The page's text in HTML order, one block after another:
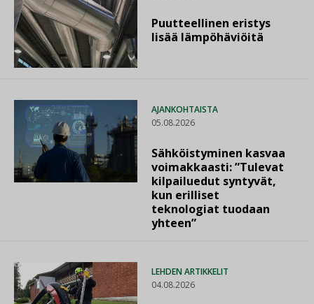
Puutteellinen eristys
lisää lämpöhäviöitä
AJANKOHTAISTA
05.08.2026
Sähköistyminen kasvaa
voimakkaasti: ”Tulevat
kilpailuedut syntyvät,
kun erilliset
teknologiat tuodaan
yhteen”
LEHDEN ARTIKKELIT
04.08.2026